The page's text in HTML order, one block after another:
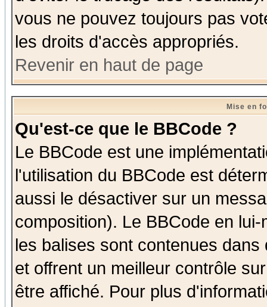
vous ne pouvez toujours pas
les droits d'accès appropriés.
Revenir en haut de page
Mise en
Qu'est-ce que le BBCode ?
Le BBCode est une
l'utilisation du BBCode est
aussi le désactiver sur un
composition). Le BBCode en
les balises sont contenues
et offrent un meilleur contrôle
être affiché. Pour plus